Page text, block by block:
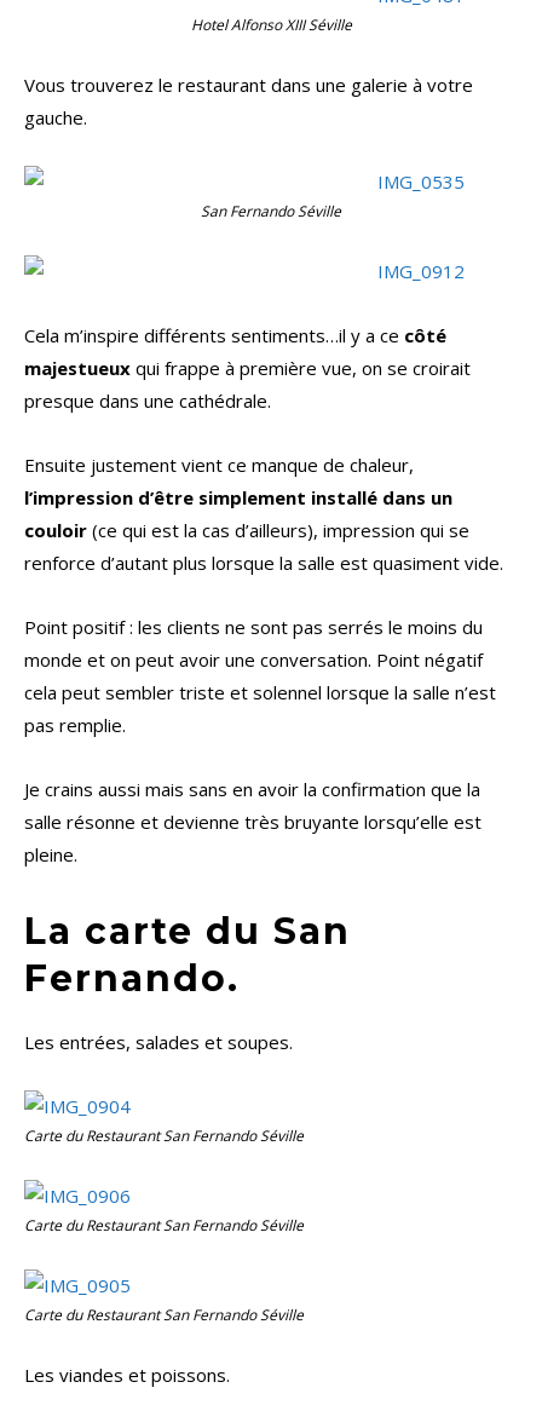
Hotel Alfonso XIII Séville
Vous trouverez le restaurant dans une galerie à votre
gauche.
San Fernando Séville
Cela m’inspire différents sentiments…il y a ce côté
majestueux qui frappe à première vue, on se croirait
presque dans une cathédrale.
Ensuite justement vient ce manque de chaleur,
l’impression d’être simplement installé dans un
couloir (ce qui est la cas d’ailleurs), impression qui se
renforce d’autant plus lorsque la salle est quasiment vide.
Point positif : les clients ne sont pas serrés le moins du
monde et on peut avoir une conversation. Point négatif
cela peut sembler triste et solennel lorsque la salle n’est
pas remplie.
Je crains aussi mais sans en avoir la confirmation que la
salle résonne et devienne très bruyante lorsqu’elle est
pleine.
La carte du San
Fernando.
Les entrées, salades et soupes.
Carte du Restaurant San Fernando Séville
Carte du Restaurant San Fernando Séville
Carte du Restaurant San Fernando Séville
Les viandes et poissons.